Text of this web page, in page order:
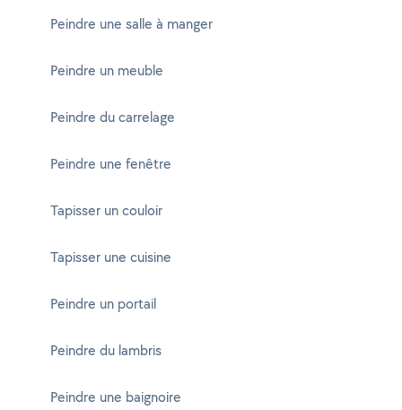
Peindre une salle à manger
Peindre un meuble
Peindre du carrelage
Peindre une fenêtre
Tapisser un couloir
Tapisser une cuisine
Peindre un portail
Peindre du lambris
Peindre une baignoire